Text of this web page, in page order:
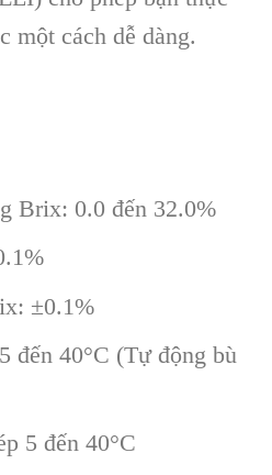
một cách dễ dàng.
Brix: 0.0 đến 32.0%
±0.1%
đến 40°C (Tự động bù
5 đến 40°C